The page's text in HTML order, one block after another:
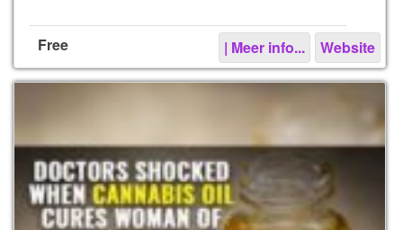
Free Website
| Meer info...